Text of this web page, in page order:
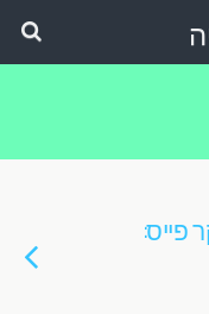
פייס: